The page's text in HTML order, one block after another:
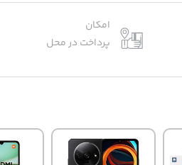
امکان
پرداخت در محل